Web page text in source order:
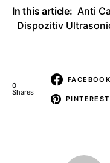
In this article: Anti
Dispozitiv
0
Shares
FACEBOOK
PINTEREST